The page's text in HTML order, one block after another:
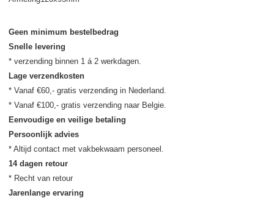
Geen minimum bestelbedrag
Snelle levering
Lage verzendkosten
* Vanaf €60,- gratis verzending in Nederland.
Eenvoudige en veilige betaling
Persoonlijk advies
14 dagen retour
Jarenlange ervaring